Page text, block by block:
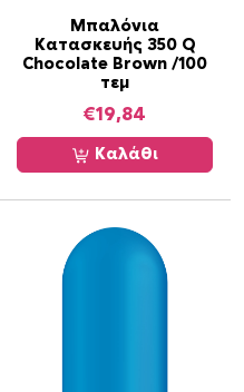
Μπαλόνια
Κατασκευής 350 Q
Chocolate Brown /100
τεμ
€19,84
Καλάθι